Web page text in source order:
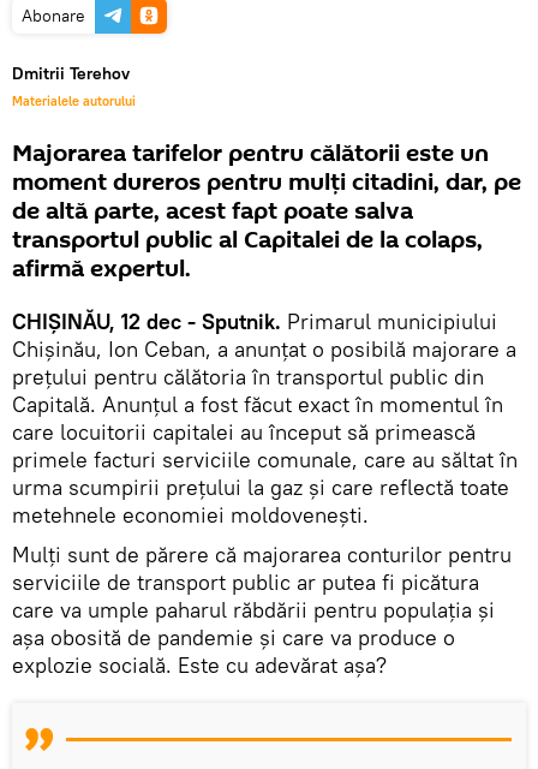
Abonare
Dmitrii Terehov
Materialele autorului
Majorarea tarifelor pentru călătorii este un
moment dureros pentru mulți citadini, dar, pe
de altă parte, acest fapt poate salva
transportul public al Capitalei de la colaps,
afirmă expertul.
CHIȘINĂU, 12 dec - Sputnik. Primarul municipiului
Chișinău, Ion Ceban, a anunțat o posibilă majorare a
prețului pentru călătoria în transportul public din
Capitală. Anunțul a fost făcut exact în momentul în
care locuitorii capitalei au început să primească
primele facturi serviciile comunale, care au săltat în
urma scumpirii prețului la gaz și care reflectă toate
metehnele economiei moldovenești.
Mulți sunt de părere că majorarea conturilor pentru
serviciile de transport public ar putea fi picătura
care va umple paharul răbdării pentru populația și
așa obosită de pandemie și care va produce o
explozie socială. Este cu adevărat așa?